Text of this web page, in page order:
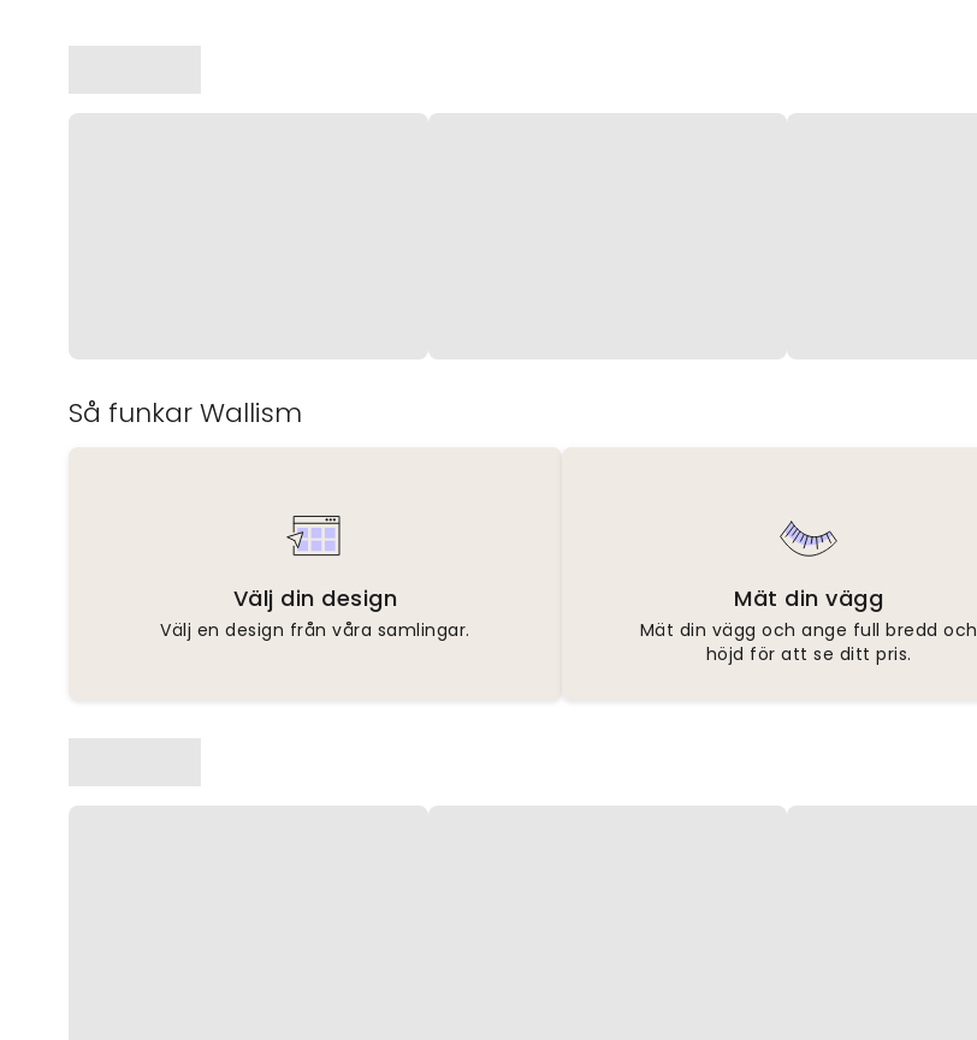
Så funkar Wallism
Välj din design
Välj en design från våra samlingar.
Mät din vägg
Mät din vägg och ange full bredd och
höjd för att se ditt pris.